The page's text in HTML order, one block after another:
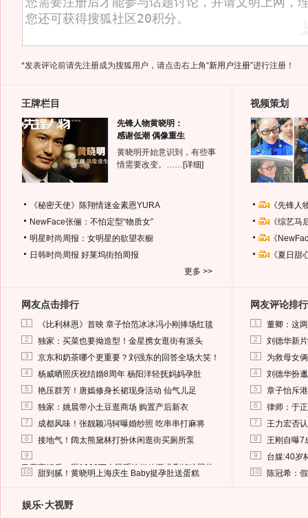
*发表评论前请先注册成为搜狐用户，请点击右上角“新用户注册”进行注册！
王牌栏目
先锋人物黄晓明：
感谢低潮 偶像重生
黄晓明开始意识到，有些事
情需要改变。…… [详细]
《秘密天使》陈翔情迷金素恩YURA
NewFace张俪：不怕定型“物质女”
明星时尚周报：女明星的欲望衣橱
日韩时尚周报 好莱坞街拍周报
更多 >>
视频策划
《先锋
《综艺
《
《夏日
网友点击排行
1 《比利林恩》首映 章子怡范冰冰冯小刚捧场红毯
2 独家：买菜也要拗造型！金星携女逛街有派头
3 京东和奶茶哪个更重要？刘强东的回答全场大笑！
4 杨威晒照庆祝结婚8周年 杨阳洋轻抚妈妈孕肚
5 艳压群芳！唐嫣修身长裙现身活动 仙气儿足
6 独家：姚晨带小土豆逛商场 购置产后新衣
7 成都风味！张靓颖冯轲曝婚纱照 吃串串打麻将
8 接地气！阔太熊黛林打扮休闲逛街买厕所泵
9
马蓉离婚后，砸1000万人民币给媒体要求删掉这照片
10 甜到腻！黄晓明上海庆生 Baby挺孕肚送蛋糕
网友评论排行
1 董卿：这
2 刘德华新
3 为救母女
4 刘德华扮
5 章子怡斥
6 律师：于
7 王力宏否
8 王刚自曝7
9 台媒:40岁
10 陈冠希：
娱乐·大视野